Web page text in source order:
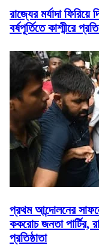
রাজ্যের মর্যাদা
বর্ষপূর্তিতে কাশ্মীরে
প্রথম আন্দোলনের
ককরোচ জনতা পার্টির,
প্রতিষ্ঠাতা